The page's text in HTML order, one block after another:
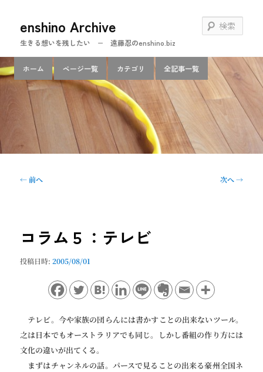
ン
テ
enshino Archive
生きる想いを残したい − 遠藤忍のenshino.biz
索
イ
ニ
ホーム ページ一覧 カテゴリ 全記事一覧
投
ー
ョ
←前へ 次へ→
コラム５：テレビ
投稿日時:2005/08/01
テレビ。今や家族の団らんには書かすことの出来ないツール。
之は日本でもオーストラリアでも同じ。しかし番組の作り方には
文化の違いが出てくる。
まずはチャンネルの話。パースで見ることの出来る豪州全国ネ